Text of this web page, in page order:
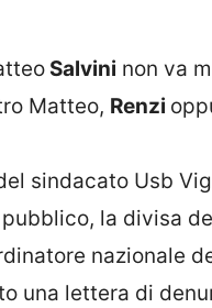
Salvini non va
Matteo, Renzi
sindacato Usb
la divisa
nazionale
una lettera di